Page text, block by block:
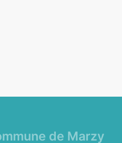
de Marzy